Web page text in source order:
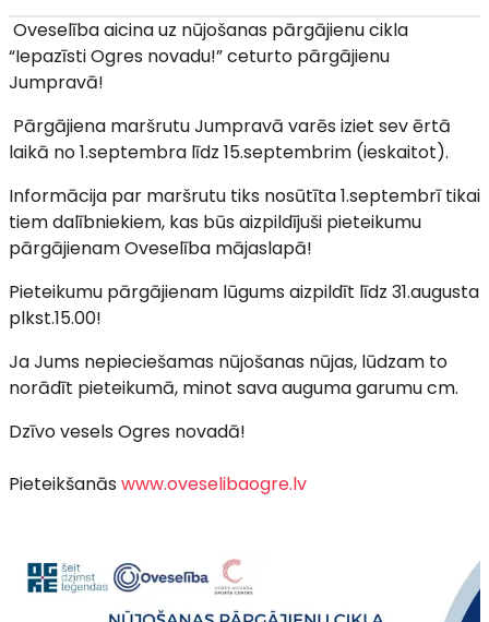
Oveselība aicina uz nūjošanas pārgājienu cikla
“Iepazīsti Ogres novadu!” ceturto pārgājienu
Jumpravā!
Pārgājiena maršrutu Jumpravā varēs iziet sev ērtā
laikā no 1.septembra līdz 15.septembrim (ieskaitot).
Informācija par maršrutu tiks nosūtīta 1.septembrī tikai
tiem dalībniekiem, kas būs aizpildījuši pieteikumu
pārgājienam Oveselība mājaslapā!
Pieteikumu pārgājienam lūgums aizpildīt līdz 31.augusta
plkst.15.00!
Ja Jums nepieciešamas nūjošanas nūjas, lūdzam to
norādīt pieteikumā, minot sava auguma garumu cm.
Dzīvo vesels Ogres novadā!
Pieteikšanās www.oveselibaogre.lv